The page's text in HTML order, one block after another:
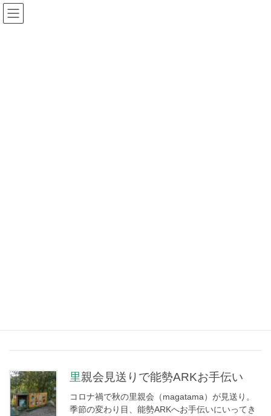
里親会見送りで能勢ARKお手伝い
コロナ禍で秋の里親会（magatama）が見送り。
季節の変わり目、能勢ARKへお手伝いにいってき